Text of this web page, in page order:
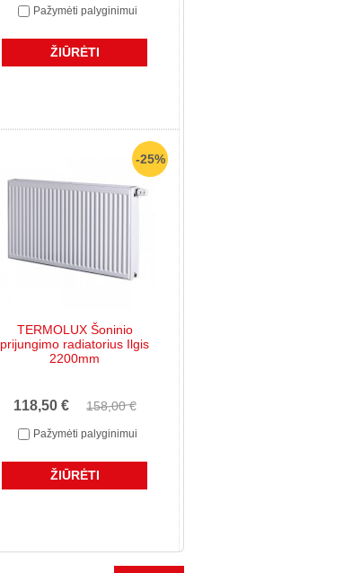
Pažymėti palyginimui
ŽIŪRĖTI
-25%
TERMOLUX Šoninio
prijungimo radiatorius Ilgis
2200mm
118,50 € 158,00 €
Pažymėti palyginimui
ŽIŪRĖTI